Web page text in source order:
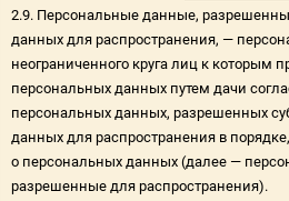
2.9. Персональные данные,
данных для распространения, —
неограниченного круга лиц к которым
персональных данных путем дачи
персональных данных, разрешенных
данных для распространения в
о персональных данных (далее —
разрешенные для распространения).